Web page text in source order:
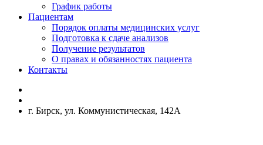
График работы
Пациентам
Порядок оплаты медицинских услуг
Подготовка к сдаче анализов
Получение результатов
О правах и обязанностях пациента
Контакты
г. Бирск, ул. Коммунистическая, 142А